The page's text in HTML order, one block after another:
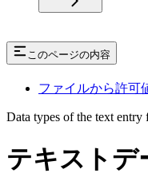
このページの内容
ファイルから許可
Data types of the text entry
テキストデ